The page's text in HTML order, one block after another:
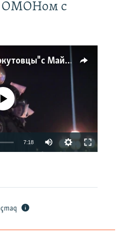
ОМОНом с
Как украинские "беркутовцы" с Майдана стали ОМОНом с Тверской
currently available
7:18